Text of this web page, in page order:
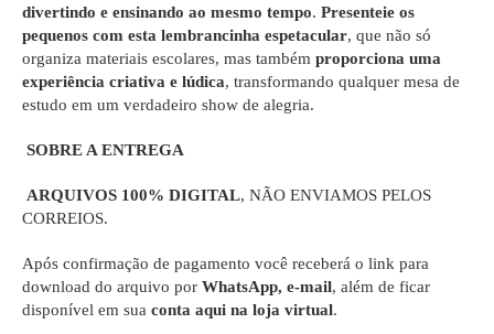
divertindo e ensinando ao mesmo tempo. Presenteie os
pequenos com esta lembrancinha espetacular, que não só
organiza materiais escolares, mas também proporciona uma
experiência criativa e lúdica, transformando qualquer mesa de
estudo em um verdadeiro show de alegria.
SOBRE A ENTREGA
ARQUIVOS 100% DIGITAL, NÃO ENVIAMOS PELOS
CORREIOS.
Após confirmação de pagamento você receberá o link para
download do arquivo por WhatsApp, e-mail, além de ficar
disponível em sua conta aqui na loja virtual.